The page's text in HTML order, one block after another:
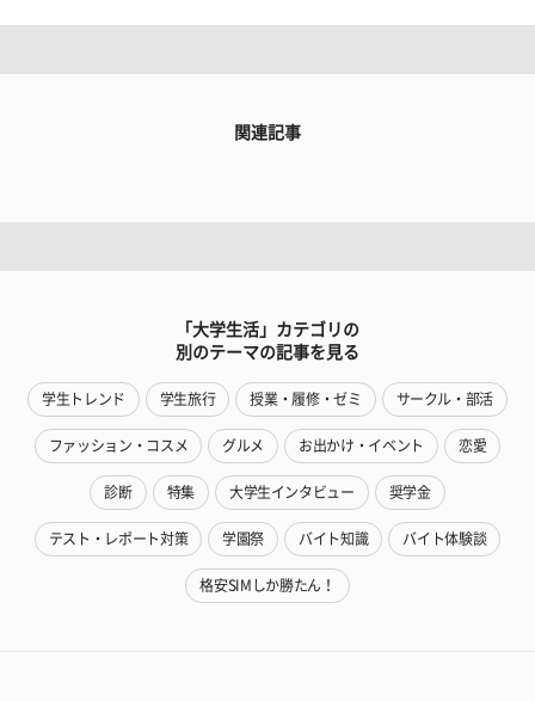
関連記事
「大学生活」カテゴリの
別のテーマの記事を見る
学生トレンド 学生旅行 授業・履修・ゼミ サークル・部活
ファッション・コスメ グルメ お出かけ・イベント 恋愛
診断 特集 大学生インタビュー 奨学金
テスト・レポート対策 学園祭 バイト知識 バイト体験談
格安SIMしか勝たん！